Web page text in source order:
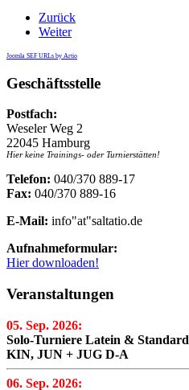
Zurück
Weiter
Joomla SEF URLs by Artio
Geschäftsstelle
Postfach:
Weseler Weg 2
22045 Hamburg
Hier keine Trainings- oder Turnierstätten!
Telefon: 040/370 889-17
Fax: 040/370 889-16
E-Mail: info"at"saltatio.de
Aufnahmeformular:
Hier downloaden!
Veranstaltungen
05. Sep. 2026:
Solo-Turniere Latein & Standard
KIN, JUN + JUG D-A
06. Sep. 2026: